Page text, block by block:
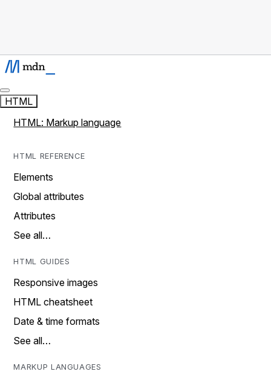
HTML
HTML: Markup language
HTML REFERENCE
Elements
Global attributes
Attributes
See all…
HTML GUIDES
Responsive images
HTML cheatsheet
Date & time formats
See all…
MARKUP LANGUAGES